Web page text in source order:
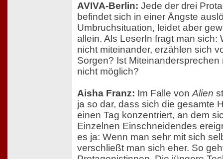
AVIVA-Berlin: Jede der drei
befindet sich in einer Ängste
Umbruchsituation, leidet aber
allein. Als LeserIn fragt man sich:
nicht miteinander, erzählen sich
Sorgen? Ist
nicht möglich?
Aisha Franz: Im Falle vonAlien
ja so dar, dass sich die gesamte
einen Tag konzentriert, an dem
Einzelnen Einschneidendes
es ja: Wenn man sehr mit sich
verschließt man sich eher. So